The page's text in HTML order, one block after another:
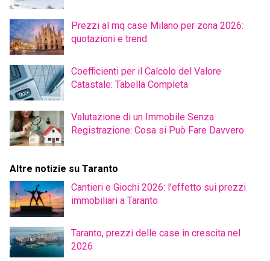
Prezzi al mq case Milano per zona 2026:
quotazioni e trend
Coefficienti per il Calcolo del Valore
Catastale: Tabella Completa
Valutazione di un Immobile Senza
Registrazione: Cosa si Può Fare Davvero
Altre notizie su Taranto
Cantieri e Giochi 2026: l'effetto sui prezzi
immobiliari a Taranto
Taranto, prezzi delle case in crescita nel
2026